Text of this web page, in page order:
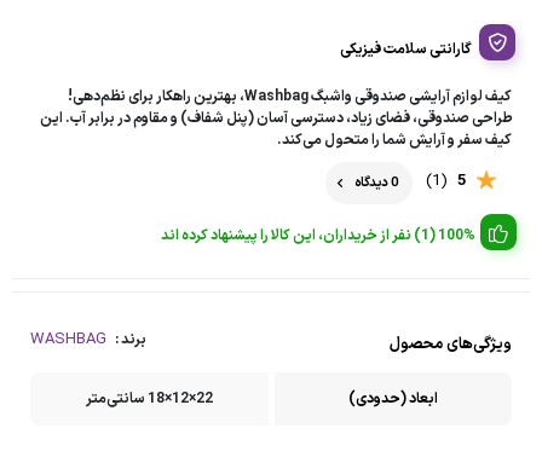
گارانتی سلامت فیزیکی
کیف لوازم آرایشی صندوقی واشبگ Washbag، بهترین راهکار برای نظم‌دهی!
طراحی صندوقی، فضای زیاد، دسترسی آسان (پنل شفاف) و مقاوم در برابر آب. این
کیف سفر و آرایش شما را متحول می‌کند.
5
(1) 0 دیدگاه
100% (1) نفر از خریداران، این کالا را پیشنهاد کرده اند
برند : WASHBAG ویژگی‌های محصول
ابعاد (حدودی) 22×12×18 سانتی‌متر